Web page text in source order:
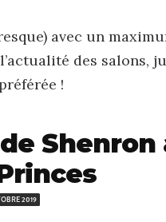
avec un
des salons,
!
Shenron
2019